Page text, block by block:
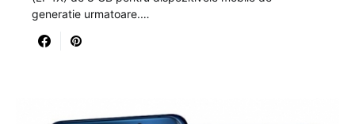
generatie urmatoare.…